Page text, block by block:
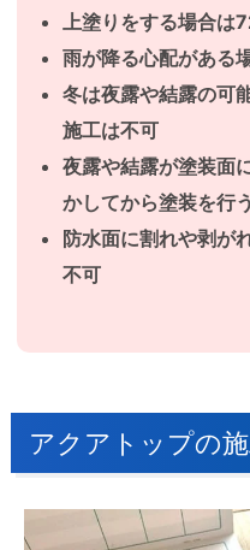
上塗りをする場合は
雨が降る心配がある
冬は夜露や結露の可
施工は不可
夜露や結露が塗装面
かしてから塗装を行う
防水面に割れや剥が
不可
アクアトップの